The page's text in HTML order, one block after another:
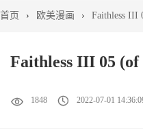
首页 › 欧美漫画 › Faithless III
Faithless III 05
1848 2022-07-01